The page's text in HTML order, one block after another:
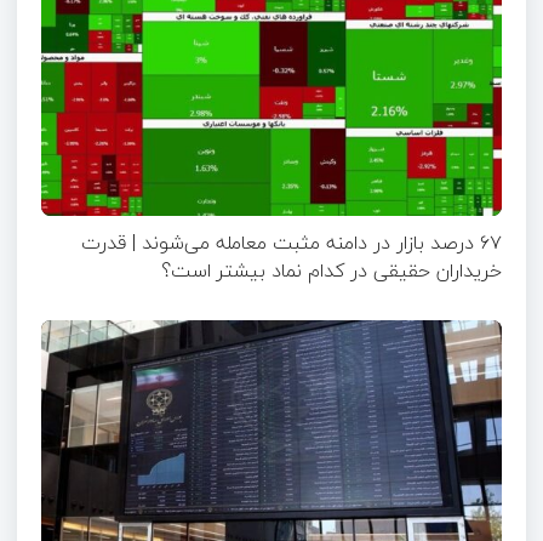
۶۷ درصد بازار در دامنه مثبت معامله می‌شوند | قدرت
خریداران حقیقی در کدام نماد بیشتر است؟